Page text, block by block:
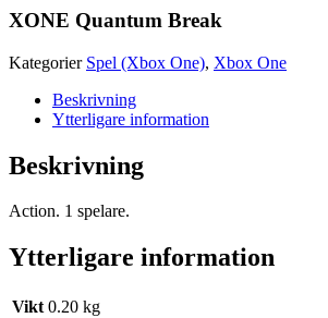
XONE Quantum Break
Kategorier Spel (Xbox One), Xbox One
Beskrivning
Ytterligare information
Beskrivning
Action. 1 spelare.
Ytterligare information
Vikt 0.20 kg